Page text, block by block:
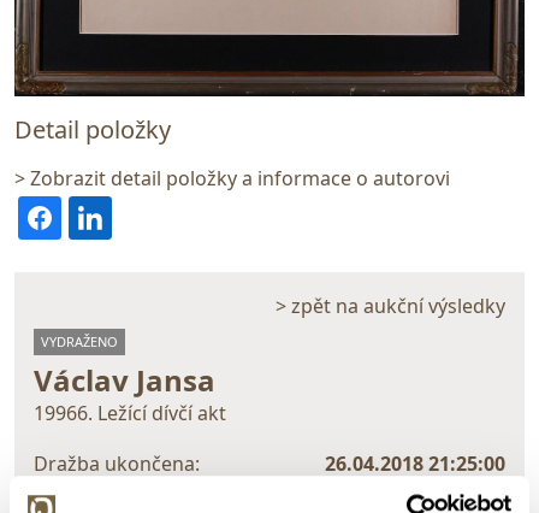
Detail položky
> Zobrazit detail položky a informace o autorovi
> zpět na aukční výsledky
VYDRAŽENO
Václav Jansa
19966. Ležící dívčí akt
Dražba ukončena:
26.04.2018 21:25:00
Vyvolávací cena:
500 Kč